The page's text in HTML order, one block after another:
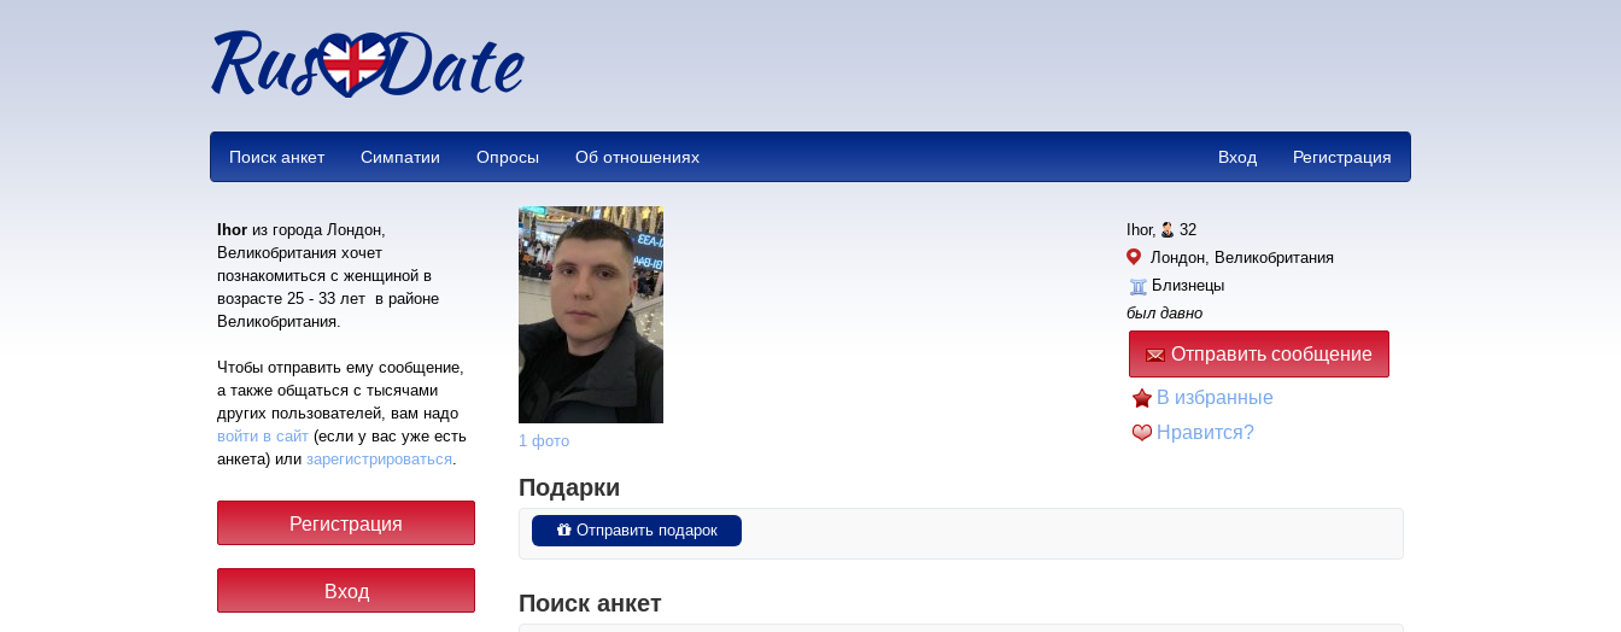
Поиск анкет Симпатии Опросы Об отношениях Регистрация
Вход
Ihor из города Лондон,
Великобритания хочет
познакомиться с женщиной в
возрасте 25 - 33 лет в районе
Великобритания.
Чтобы отправить ему сообщение,
а также общаться с тысячами
других пользователей, вам надо
войти в сайт (если у вас уже есть
анкета) или зарегистрироваться.
1 фото
Ihor,
32
Лондон, Великобритания
Близнецы
был давно
Отправить сообщение
В избранные
Нравится?
Подарки
Отправить подарок
Поиск анкет